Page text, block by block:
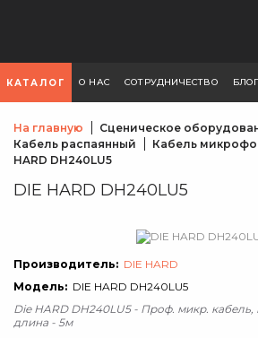
КАТАЛОГ О НАС СОТРУДНИЧЕСТВО БЛОГ
На главную Сценическое
Кабель распаянный
Кабель
HARD DH240LU5
DIE HARD DH240LU5
Производитель: DIE HARD
Модель: DIE HARD DH240LU5
Die HARD DH240LU5 - Проф. микр. кабель,
длина - 5м